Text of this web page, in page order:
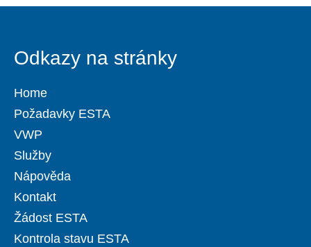
Odkazy na stránky
Home
Požadavky ESTA
VWP
Služby
Nápověda
Kontakt
Žádost ESTA
Kontrola stavu ESTA